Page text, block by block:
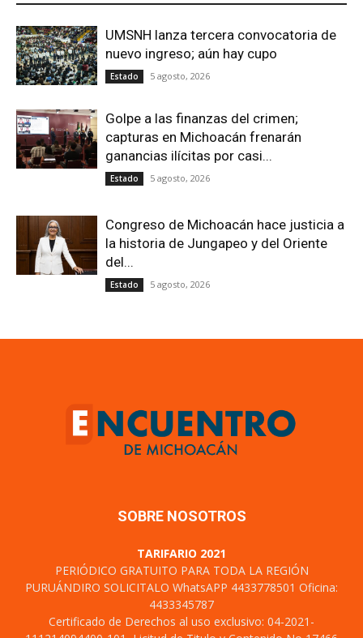
UMSNH lanza tercera convocatoria de
nuevo ingreso; aún hay cupo
Estado 5 agosto, 2026
Golpe a las finanzas del crimen;
capturas en Michoacán frenarán
ganancias ilícitas por casi...
Estado 5 agosto, 2026
Congreso de Michoacán hace justicia a
la historia de Jungapeo y del Oriente
del...
Estado 5 agosto, 2026
SOBRE NOSOTROS
TARIFARIO 2021
PERIÓDICO GRATUITO PARA TODA LA REGIÓN
PURUÁNDIRO SOLICITALO WhatsAPP 4433778501 Oficina:
4433345787
Certificado de Derechos al uso exclusivo: 04-2021-